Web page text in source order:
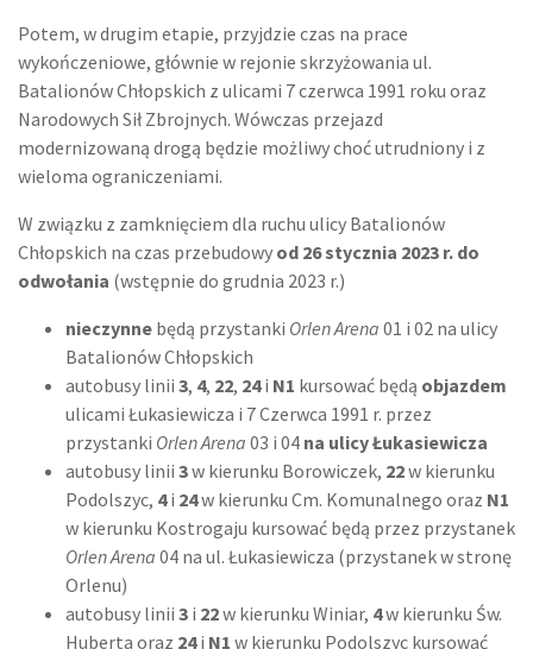
Potem, w drugim etapie, przyjdzie czas na prace
wykończeniowe, głównie w rejonie skrzyżowania ul.
Batalionów Chłopskich z ulicami 7 czerwca 1991 roku oraz
Narodowych Sił Zbrojnych. Wówczas przejazd
modernizowaną drogą będzie możliwy choć utrudniony i z
wieloma ograniczeniami.
W związku z zamknięciem dla ruchu ulicy Batalionów
Chłopskich na czas przebudowy od 26 stycznia 2023 r. do
odwołania (wstępnie do grudnia 2023 r.)
nieczynne będą przystanki Orlen Arena 01 i 02 na ulicy
Batalionów Chłopskich
autobusy linii 3, 4, 22, 24i N1 kursować będą objazdem
ulicami Łukasiewicza i 7 Czerwca 1991 r. przez
przystanki Orlen Arena 03 i 04 na ulicy Łukasiewicza
autobusy linii 3w kierunku Borowiczek, 22w kierunku
Podolszyc, 4i 24w kierunku Cm. Komunalnego oraz N1
w kierunku Kostrogaju kursować będą przez przystanek
Orlen Arena 04 na ul. Łukasiewicza (przystanek w stronę
Orlenu)
autobusy linii 3 i 22w kierunku Winiar, 4w kierunku Św.
Huberta oraz 24i N1 w kierunku Podolszyc kursować